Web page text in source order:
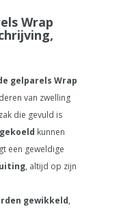
Wrap
gelparels Wrap
van zwelling
die gevuld is
kunnen
een geweldige
, altijd op zijn
gewikkeld,